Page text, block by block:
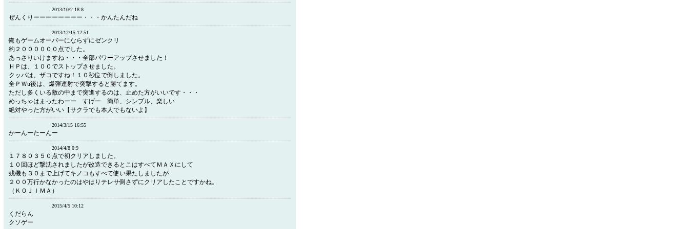
2013/10/2 18:8
ぜんくりーーーーーーーー・・・かんたんだね
2013/12/15 12:51
俺もゲームオーバーにならずにゼンクリ
約２００００００点でした。
あっさりいけますね・・・全部パワーアップさせました！
ＨＰは、１００でストップさせました。
クッパは、ザコですね！１０秒位で倒しました。
全ＰＷu後は、爆弾連射で突撃すると勝てます。
ただし多くいる敵の中まで突進するのは、止めた方がいいです・・・
めっちゃはまったわーー すげー 簡単、シンプル、楽しい
絶対やった方がいい【サクラでも本人でもないよ】
2014/3/15 16:55
かーんーたーんー
2014/4/8 0:9
１７８０３５０点で初クリアしました。
１０回ほど撃沈されましたが改造できるとこはすべてＭＡＸにして
残機も３０まで上げてキノコもすべて使い果たしましたが
２００万行かなかったのはやはりテレサ倒さずにクリアしたことですかね。
（ＫＯＪＩＭＡ）
2015/4/5 10:12
くだらん
クソゲー